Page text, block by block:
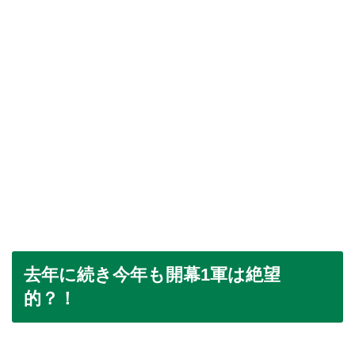
去年に続き今年も開幕1軍は絶望
的？！